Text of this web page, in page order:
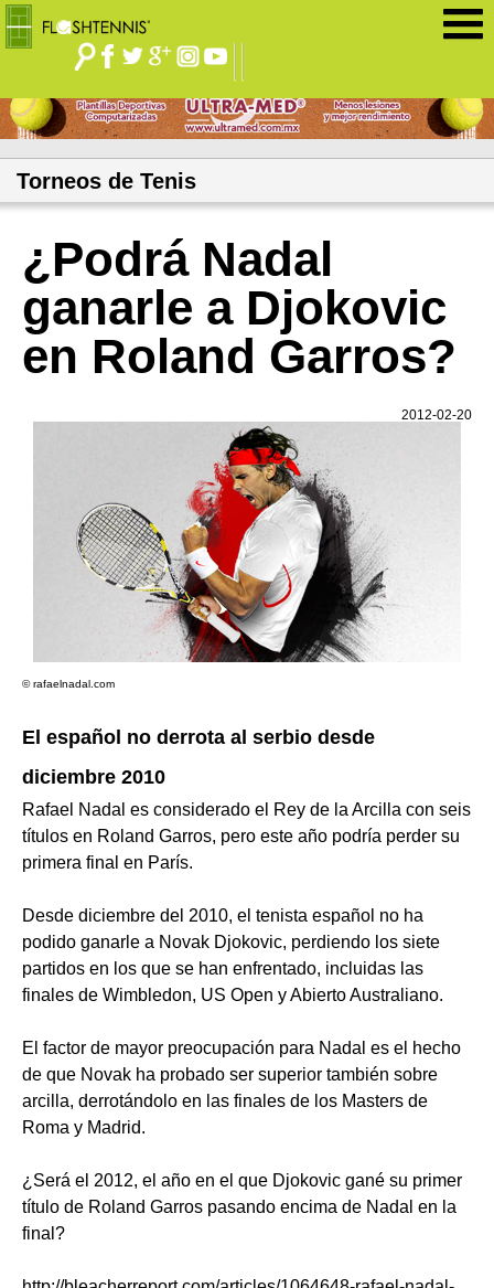
Torneos de Tenis
¿Podrá Nadal
ganarle a Djokovic
en Roland Garros?
2012-02-20
© rafaelnadal.com
El español no derrota al serbio desde
diciembre 2010
Rafael Nadal es considerado el Rey de la Arcilla con seis
títulos en Roland Garros, pero este año podría perder su
primera final en París.
Desde diciembre del 2010, el tenista español no ha
podido ganarle a Novak Djokovic, perdiendo los siete
partidos en los que se han enfrentado, incluidas las
finales de Wimbledon, US Open y Abierto Australiano.
El factor de mayor preocupación para Nadal es el hecho
de que Novak ha probado ser superior también sobre
arcilla, derrotándolo en las finales de los Masters de
Roma y Madrid.
¿Será el 2012, el año en el que Djokovic gané su primer
título de Roland Garros pasando encima de Nadal en la
final?